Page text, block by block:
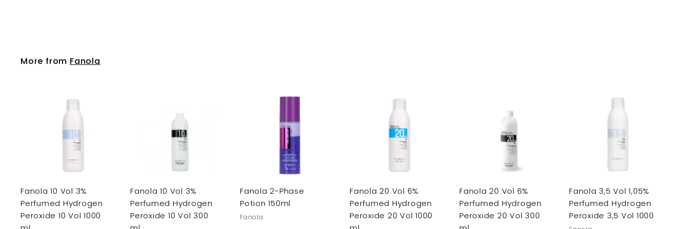
More from Fanola
Fanola 10 Vol 3%
Perfumed Hydrogen
Peroxide 10 Vol 1000
Fanola 10 Vol 3%
Perfumed Hydrogen
Peroxide 10 Vol 300
Fanola 2-Phase
Potion 150ml
Fanola
Fanola 20 Vol 6%
Perfumed Hydrogen
Peroxide 20 Vol 1000
Fanola 20 Vol 6%
Perfumed Hydrogen
Peroxide 20 Vol 300
Fanola 3,5 Vol 1,05%
Perfumed Hydrogen
Peroxide 3,5 Vol 1000